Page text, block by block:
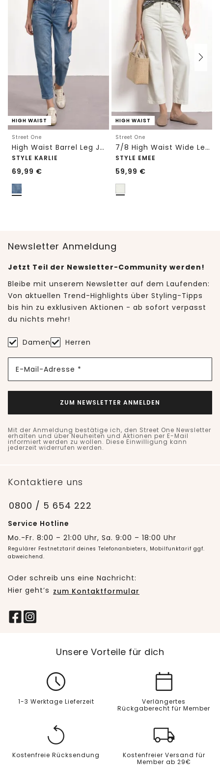
HIGH WAIST
Street One
High Waist Barrel Leg Jeans im Loose Fit
STYLE KARLIE
69,99 €
HIGH WAIST
Street One
7/8 High Waist Wide Leg Jeans im Loose Fit
STYLE EMEE
59,99 €
Newsletter Anmeldung
Jetzt Teil der Newsletter-Community werden!
Bleibe mit unserem Newsletter auf dem Laufenden:
Von aktuellen Trend-Highlights über Styling-Tipps
bis hin zu exklusiven Aktionen - ab sofort verpasst
du nichts mehr!
Damen Herren
E-Mail-Adresse *
ZUM NEWSLETTER ANMELDEN
Mit der Anmeldung bestätige ich, den Street One Newsletter
erhalten und über Neuheiten und Aktionen per E-Mail
informiert werden zu wollen. Diese Einwilligung kann
jederzeit widerrufen werden.
Kontaktiere uns
0800 / 5 654 222
Service Hotline
Mo.-Fr. 8:00 – 21:00 Uhr, Sa. 9:00 – 18:00 Uhr
Regulärer Festnetztarif deines Telefonanbieters, Mobilfunktarif ggf.
abweichend.
Oder schreib uns eine Nachricht:
Hier geht’s zum Kontaktformular
Unsere Vorteile für dich
1-3 Werktage Lieferzeit
Verlängertes
Rückgaberecht für Member
Kostenfreie Rücksendung
Kostenfreier Versand für
Member ab 29€